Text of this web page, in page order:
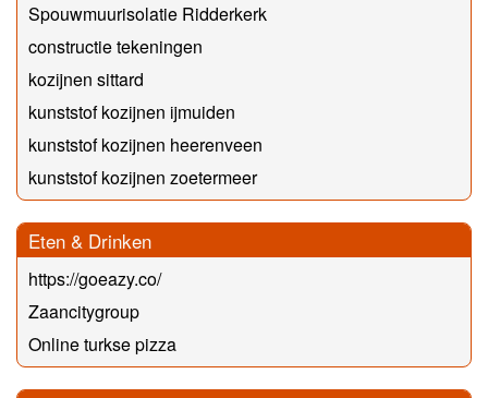
Spouwmuurisolatie Ridderkerk
constructie tekeningen
kozijnen sittard
kunststof kozijnen ijmuiden
kunststof kozijnen heerenveen
kunststof kozijnen zoetermeer
Eten & Drinken
https://goeazy.co/
Zaancitygroup
Online turkse pizza